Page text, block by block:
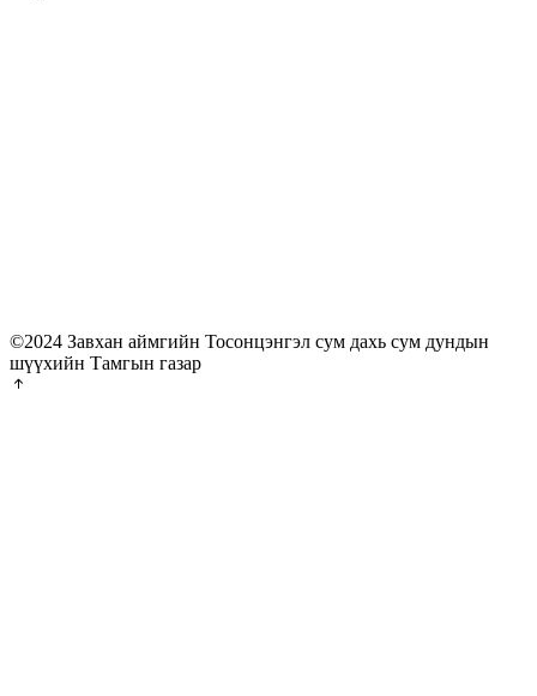
©2024 Завхан аймгийн Тосонцэнгэл сум дахь сум дундын
шүүхийн Тамгын газар